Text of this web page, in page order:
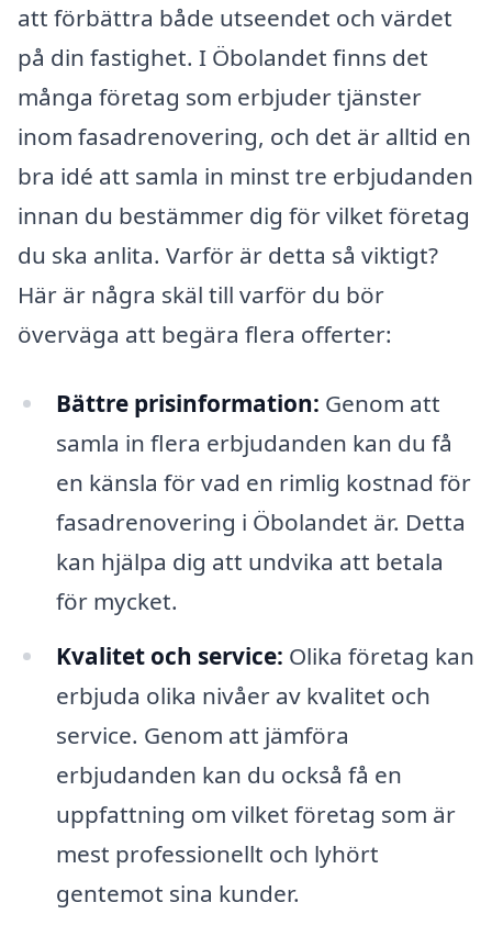
att förbättra både utseendet och värdet
på din fastighet. I Öbolandet finns det
många företag som erbjuder tjänster
inom fasadrenovering, och det är alltid en
bra idé att samla in minst tre erbjudanden
innan du bestämmer dig för vilket företag
du ska anlita. Varför är detta så viktigt?
Här är några skäl till varför du bör
överväga att begära flera offerter:
Bättre prisinformation: Genom att
samla in flera erbjudanden kan du få
en känsla för vad en rimlig kostnad för
fasadrenovering i Öbolandet är. Detta
kan hjälpa dig att undvika att betala
för mycket.
Kvalitet och service: Olika företag kan
erbjuda olika nivåer av kvalitet och
service. Genom att jämföra
erbjudanden kan du också få en
uppfattning om vilket företag som är
mest professionellt och lyhört
gentemot sina kunder.